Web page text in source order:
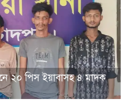
২০ পিস ইয়াবাসহ ৪ মাদক